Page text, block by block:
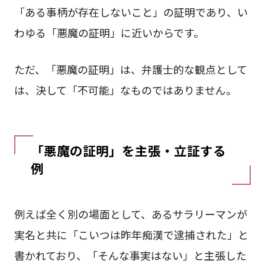
「ある事柄が存在しないこと」の証明であり、い
わゆる「悪魔の証明」に近いからです。
ただ、「悪魔の証明」は、弁護士的な観点として
は、決して「不可能」なものではありません。
「悪魔の証明」を主張・立証する
例
例えば全く別の場面として、あるサラリーマンが
実名と共に「こいつは昨年痴漢で逮捕された」と
書かれており、「そんな事実はない」と主張した